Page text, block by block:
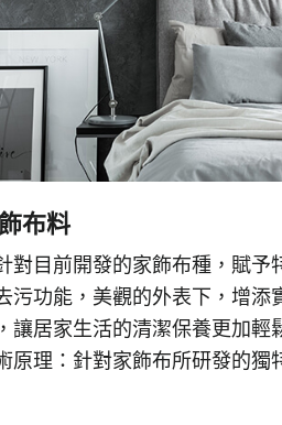
布料
對目前開發的家飾布種，賦予
污功能，美觀的外表下，增添
讓居家生活的清潔保養更加輕
原理：針對家飾布所研發的獨